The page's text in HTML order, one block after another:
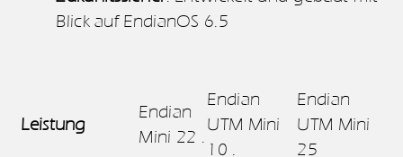
Blick auf EndianOS 6.5
Leistung
Endian
Mini 22 .
Endian
UTM Mini
10 .
Endian
UTM Mini
25